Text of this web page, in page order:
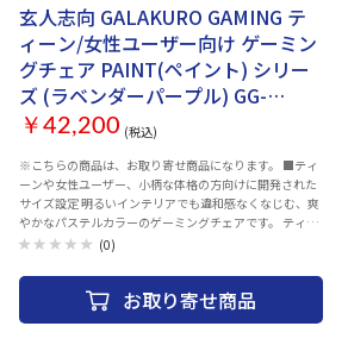
玄人志向 GALAKURO GAMING テ
ィーン/女性ユーザー向け ゲーミン
グチェア PAINT(ペイント) シリー
ズ (ラベンダーパープル) GG-
C2/PAINT-LP
￥42,200 (税込)
※こちらの商品は、お取り寄せ商品になります。 ■ティ
ーンや女性ユーザー、小柄な体格の方向けに開発された
サイズ設定 明るいインテリアでも違和感なくなじむ、爽
やかなパステルカラーのゲーミングチェアです。 ティー
ンや女性ユーザー、小柄な体格の方向けに低座面にサイ
つきやすくなっています。 フィット感を重視したスラブ
ウレタンにより、ゆったりと安定した座り心地をお楽し
みいただけます。 2アームレスト、155°リクライニン
(0)
お取り寄せ商品